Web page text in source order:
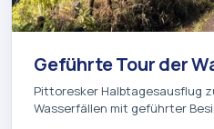
Geführte Tour der
Pittoresker Halbtagesausflug
Wasserfällen mit geführter